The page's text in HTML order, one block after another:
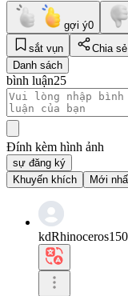
gợi ý0
sắt vụn
Chia sẻ
Danh sách
bình luận25
Đính kèm hình ảnh
sự đăng ký
Khuyến khích
Mới
kdRhinoceros150